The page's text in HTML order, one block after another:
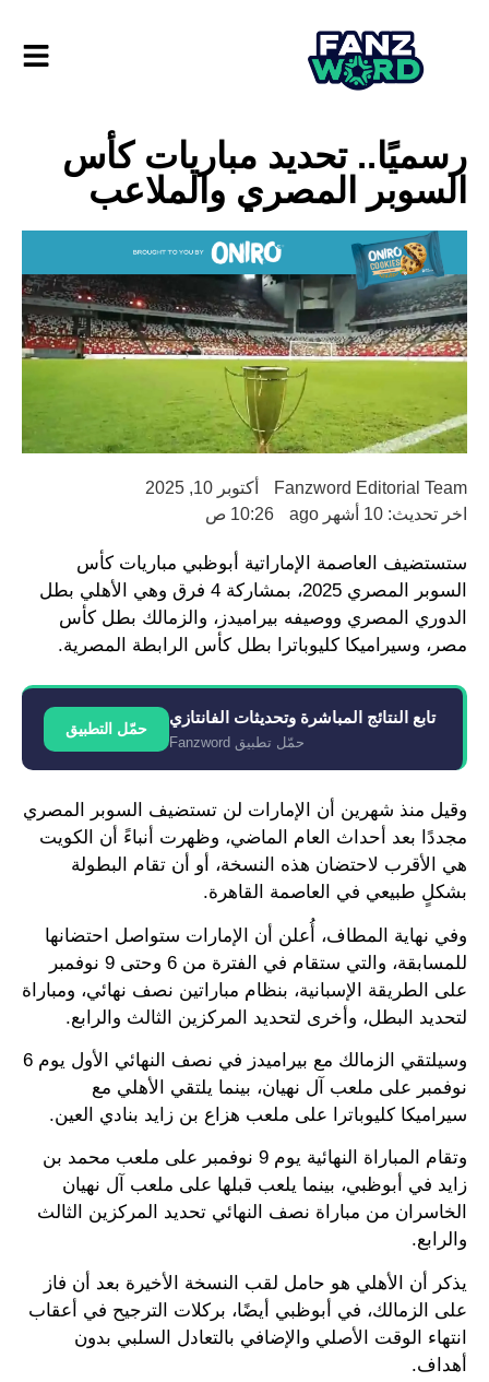
رسميًا.. تحديد مباريات كأس
السوبر المصري والملاعب
Fanzword Editorial Team
أكتوبر 10, 2025
اخر تحديث: 10 أشهر ago
10:26 ص
ستستضيف العاصمة الإماراتية أبوظبي مباريات كأس
السوبر المصري 2025، بمشاركة 4 فرق وهي الأهلي بطل
الدوري المصري ووصيفه بيراميدز، والزمالك بطل كأس
مصر، وسيراميكا كليوباترا بطل كأس الرابطة المصرية.
تابع النتائج المباشرة وتحديثات الفانتازي
حمّل تطبيق Fanzword
حمّل التطبيق
وقيل منذ شهرين أن الإمارات لن تستضيف السوبر المصري
مجددًا بعد أحداث العام الماضي، وظهرت أنباءً أن الكويت
هي الأقرب لاحتضان هذه النسخة، أو أن تقام البطولة
بشكلٍ طبيعي في العاصمة القاهرة.
وفي نهاية المطاف، أُعلن أن الإمارات ستواصل احتضانها
للمسابقة، والتي ستقام في الفترة من 6 وحتى 9 نوفمبر
على الطريقة الإسبانية، بنظام مباراتين نصف نهائي، ومباراة
لتحديد البطل، وأخرى لتحديد المركزين الثالث والرابع.
وسيلتقي الزمالك مع بيراميدز في نصف النهائي الأول يوم 6
نوفمبر على ملعب آل نهيان، بينما يلتقي الأهلي مع
سيراميكا كليوباترا على ملعب هزاع بن زايد بنادي العين.
وتقام المباراة النهائية يوم 9 نوفمبر على ملعب محمد بن
زايد في أبوظبي، بينما يلعب قبلها على ملعب آل نهيان
الخاسران من مباراة نصف النهائي تحديد المركزين الثالث
والرابع.
يذكر أن الأهلي هو حامل لقب النسخة الأخيرة بعد أن فاز
على الزمالك، في أبوظبي أيضًا، بركلات الترجيح في أعقاب
انتهاء الوقت الأصلي والإضافي بالتعادل السلبي بدون
أهداف.